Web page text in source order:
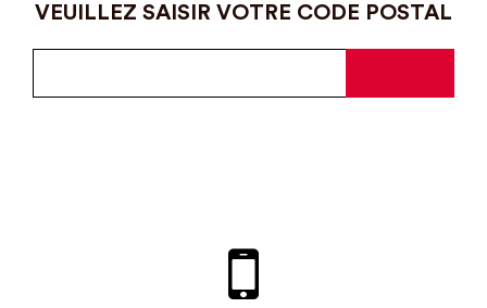
VEUILLEZ SAISIR VOTRE CODE POSTAL